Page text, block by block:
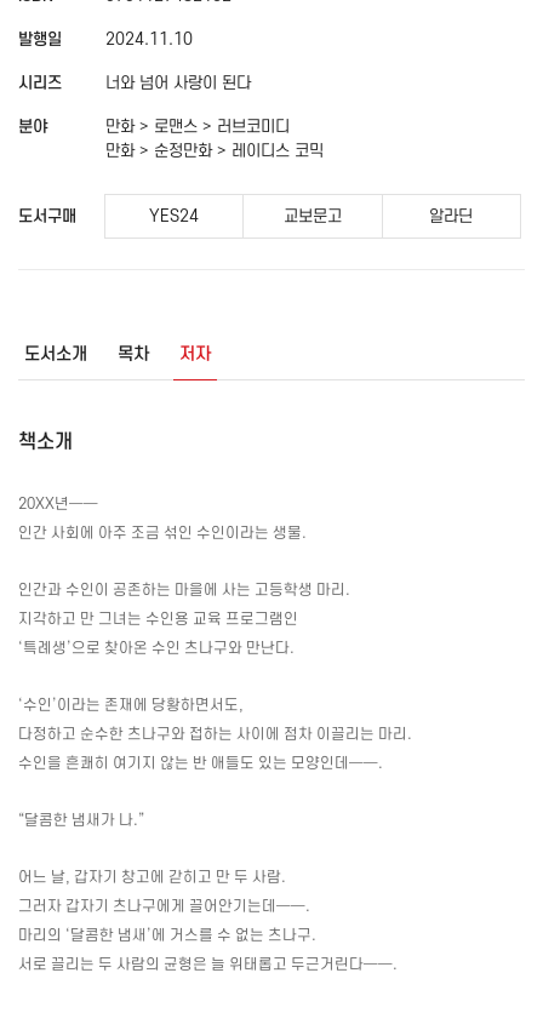
발행일 2024.11.10
시리즈 너와 넘어 사랑이 된다
분야
만화 > 로맨스 > 러브코미디
만화 > 순정만화 > 레이디스 코믹
도서구매 YES24 교보문고 알라딘
도서소개 목차 저자
책소개
20XX년──
인간 사회에 아주 조금 섞인 수인이라는 생물.
인간과 수인이 공존하는 마을에 사는 고등학생 마리 .
지각하고 만 그녀는 수인용 교육 프로그램인
‘특례생’으로 찾아온 수인 츠나구와 만난다.
‘수인’이라는 존재에 당황하면서도,
다정하고 순수한 츠나구와 접하는 사이에 점차 이끌리는 마리 .
수인을 흔쾌히 여기지 않는 반 애들도 있는 모양인데──.
“달콤한 냄새가 나.”
어느 날, 갑자기 창고에 갇히고 만 두 사람.
그러자 갑자기 츠나구에게 끌어안기는데──.
마리의 ‘달콤한 냄새’에 거스를 수 없는 츠나구.
서로 끌리는 두 사람의 균형은 늘 위태롭고 두근거린다──.